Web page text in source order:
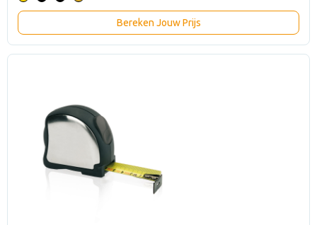
Bereken Jouw Prijs